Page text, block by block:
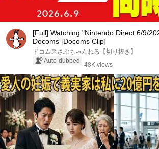
[Full] Watching "Nintendo Direct 6/9/
Docoms [Docoms Clip]
ドコムスさぶちゃんねる【切り抜き】
Auto-dubbed
48K views